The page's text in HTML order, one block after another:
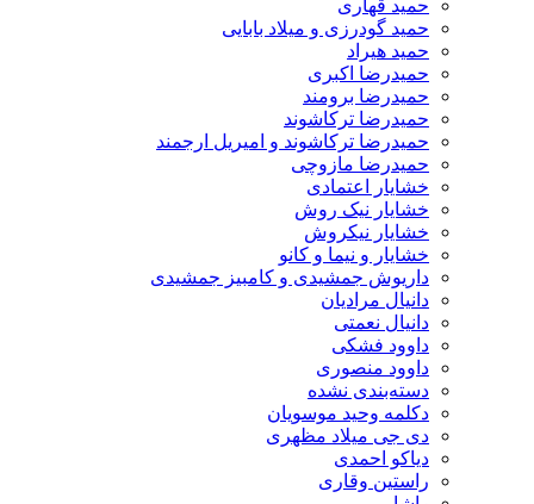
حمید قهاری
حمید گودرزی و میلاد بابایی
حمید هیراد
حمیدرضا اکبری
حمیدرضا برومند
حمیدرضا ترکاشوند
حمیدرضا ترکاشوند و امیریل ارجمند
حمیدرضا مازوچی
خشایار اعتمادی
خشایار نیک روش
خشایار نیکروش
خشایار و نیما و کانو
داریوش جمشیدی و کامبیز جمشیدی
دانیال مرادیان
دانیال نعمتی
داوود فشکی
داوود منصوری
دسته‌بندی نشده
دکلمه وحید موسویان
دی جی میلاد مظهری
دیاکو احمدی
راستین وقاری